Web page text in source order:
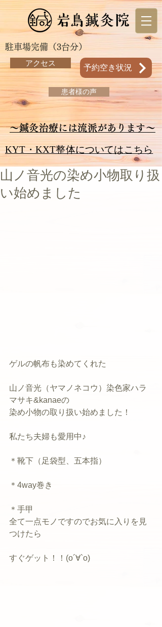
駐車場完備（3台分）
アクセス
予約空き状況
患者様の声
～鍼灸治療には流派があります～
KYT・KXT整体についてはこちら
山ノ音光の染め小物取り扱
い始めました
ゲルの帆布も染めてくれた
山ノ音光（ヤマノネコウ）染色家ハラ
マサキ&kanaeの
染め小物の取り扱い始めました！
私たち夫婦も愛用中♪
＊靴下（足袋型、五本指）
＊4way巻き
＊手甲
全て一点モノですのでお気に入りを見
つけたら
すぐゲット！！(о´∀`о)